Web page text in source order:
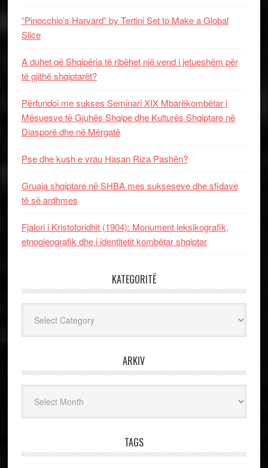
“Pinocchio’s Harvard” by Tertini Set to Make a Global
Slice
A duhet që Shqipëria të ribëhet një vend i jetueshëm për
të gjithë shqiptarët?
Përfundoi me sukses Seminari XIX Mbarëkombëtar i
Mësuesve të Gjuhës Shqipe dhe Kulturës Shqiptare në
Diasporë dhe në Mërgatë
Pse dhe kush e vrau Hasan Riza Pashën?
Gruaja shqiptare në SHBA mes sukseseve dhe sfidave
të së ardhmes
Fjalori i Kristoforidhit (1904): Monument leksikografik,
etnogjeografik dhe i identitetit kombëtar shqiptar
KATEGORITË
ARKIV
TAGS